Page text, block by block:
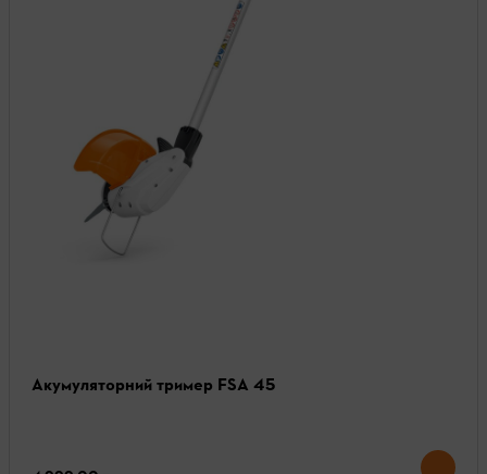
Акумуляторний тример FSA 45